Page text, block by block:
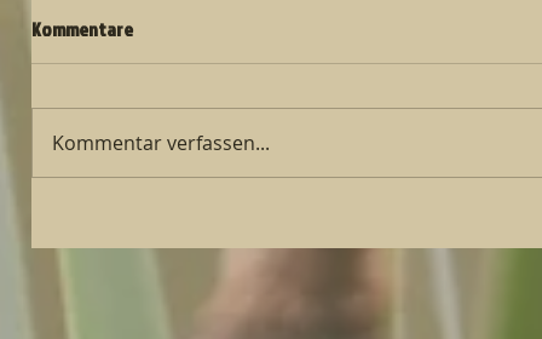
Kommentare
Kommentar verfassen...